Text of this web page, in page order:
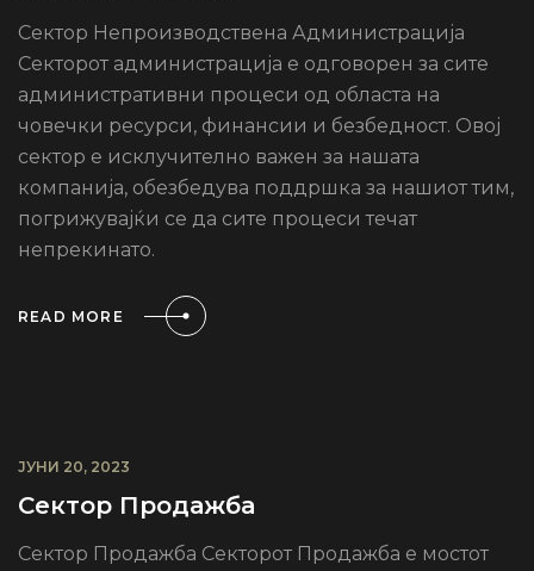
Сектор Непроизводствена Администрација
Секторот администрација е одговорен за сите
административни процеси од областа на
човечки ресурси, финансии и безбедност. Овој
сектор е исклучително важен за нашата
компанија, обезбедува поддршка за нашиот тим,
погрижувајќи се да сите процеси течат
непрекинато.
READ MORE
ЈУНИ 20, 2023
Сектор Продажба
Сектор Продажба Секторот Продажба е мостот